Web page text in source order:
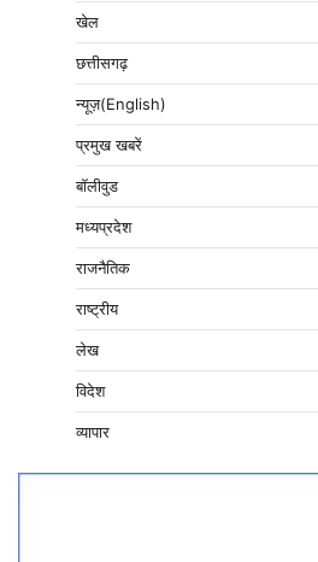
खेल
छत्तीसगढ़
न्यूज़(English)
प्रमुख खबरें
बॉलीवुड
मध्यप्रदेश
राजनैतिक
राष्ट्रीय
लेख
विदेश
व्यापार